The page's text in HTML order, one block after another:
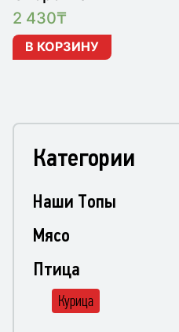
2 430₸
В КОРЗИНУ
Категории
Наши Топы
Мясо
Птица
Курица